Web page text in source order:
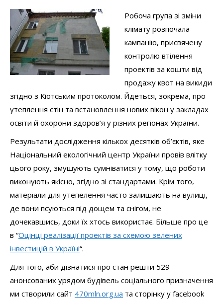
Робоча група зі зміни
клімату розпочала
кампанію, присвячену
контролю втілення
проектів за кошти від
продажу квот на викиди
згідно з Кіотським протоколом. Йдеться, зокрема, про
утеплення стін та встановлення нових вікон у закладах
освіти й охорони здоров’я у різних регіонах України.
Результати дослідження кількох десятків об’єктів, яке
Національний екологічний центр України провів влітку
цього року, змушують сумніватися у тому, що роботи
виконують якісно, згідно зі стандартами. Крім того,
матеріали для утепелення часто залишають на вулиці,
де вони псуються під дощем та снігом, не
дочекавшись, доки їх хтось використає. Більше про це
в “Оцінці реалізації проектів за схемою зелених
інвестицій в Україні“.
Для того, аби дізнатися про стан решти 529
анонсованих урядом будівель соціального призначення
ми створили сайт 470mln.org.ua та сторінку у facebook